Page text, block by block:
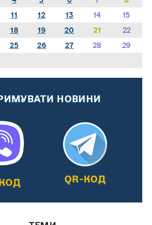
11 12 13 14
15
18 19 20 21
22
25 26 27 28
29
НОВИНИ
QR-КОД